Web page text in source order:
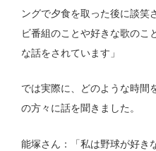
ングで夕食を取った後に談笑
ビ番組のことや好きな歌のこ
な話をされています」
では実際に、どのような時間
の方々に話を聞きました。
能塚さん：「私は野球が好き